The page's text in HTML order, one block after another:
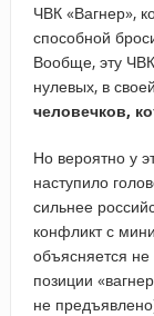
ЧВК «Вагнер»,
способной
Вообще, эту
нулевых, в
человечков,
Но вероятно у
наступило
сильнее
конфликт с
объясняется
позиции
не